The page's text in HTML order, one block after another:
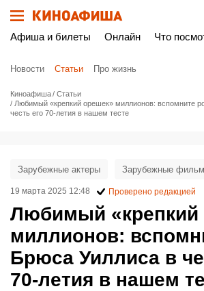
Афиша и билеты Онлайн Что
Новости Статьи Про жизнь
Киноафиша
Статьи
Любимый «крепкий орешек» миллионов: вспомните
честь его 70-летия в нашем тесте
Любимый «крепкий
миллионов:
Брюса Уиллиса в
70-летия в нашем
Зарубежные актеры Зарубежные
19 марта 2025 12:48 Проверено редакцией